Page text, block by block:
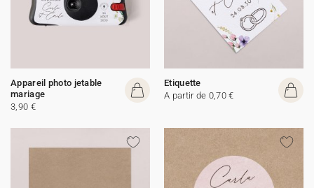
Appareil photo jetable
mariage
3,90 €
Etiquette
A partir de 0,70 €